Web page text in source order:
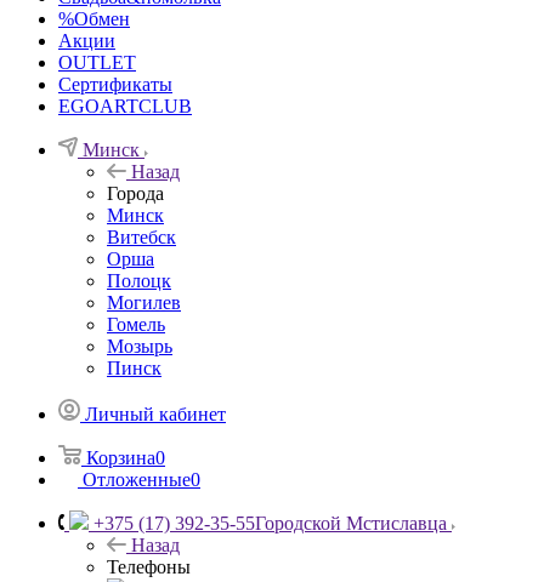
%Обмен
Акции
OUTLET
Сертификаты
EGOARTCLUB
Минск
Назад
Города
Минск
Витебск
Орша
Полоцк
Могилев
Гомель
Мозырь
Пинск
Личный кабинет
Корзина0
Отложенные0
+375 (17) 392-35-55Городской Мстиславца
Назад
Телефоны